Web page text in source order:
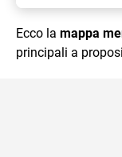
Ecco la mappa
principali a